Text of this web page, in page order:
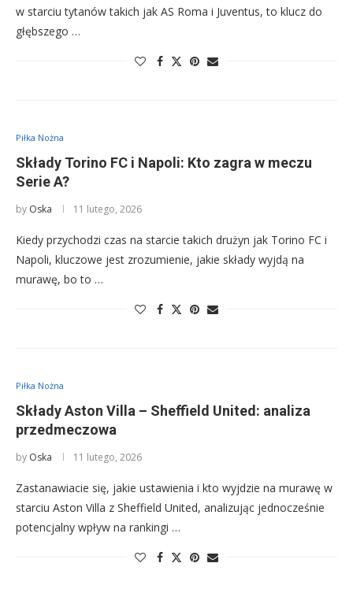
w starciu tytanów takich jak AS Roma i Juventus, to klucz do
głębszego …
Piłka Nożna
Składy Torino FC i Napoli: Kto zagra w meczu
Serie A?
by Oska 11 lutego, 2026
Kiedy przychodzi czas na starcie takich drużyn jak Torino FC i
Napoli, kluczowe jest zrozumienie, jakie składy wyjdą na
murawę, bo to …
Piłka Nożna
Składy Aston Villa – Sheffield United: analiza
przedmeczowa
by Oska 11 lutego, 2026
Zastanawiacie się, jakie ustawienia i kto wyjdzie na murawę w
starciu Aston Villa z Sheffield United, analizując jednocześnie
potencjalny wpływ na rankingi …